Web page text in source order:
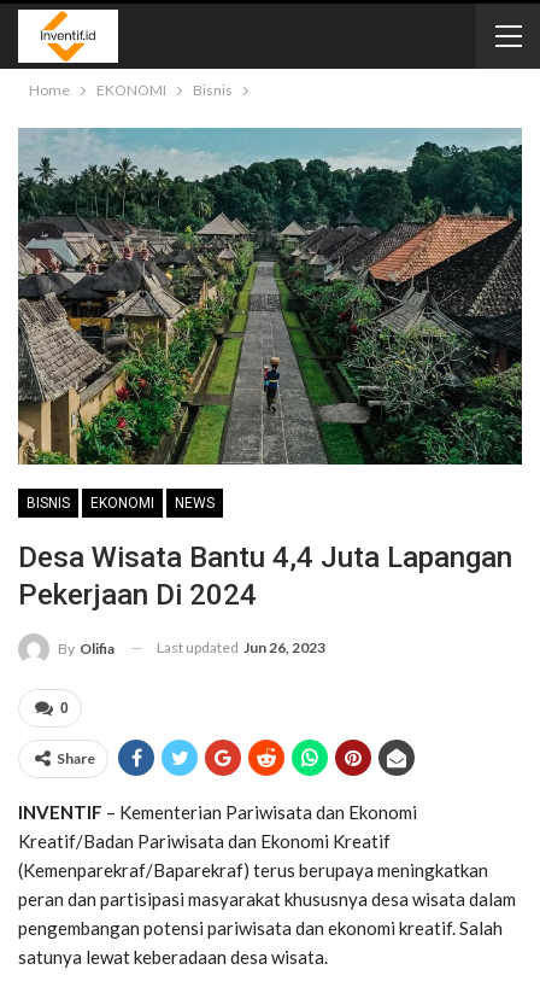
Home EKONOMI Bisnis
BISNIS EKONOMI NEWS
Desa Wisata Bantu 4,4 Juta Lapangan
Pekerjaan Di 2024
By Olifia Last updated Jun 26, 2023
0
Share
INVENTIF – Kementerian Pariwisata dan Ekonomi
Kreatif/Badan Pariwisata dan Ekonomi Kreatif
(Kemenparekraf/Baparekraf) terus berupaya meningkatkan
peran dan partisipasi masyarakat khususnya desa wisata dalam
pengembangan potensi pariwisata dan ekonomi kreatif. Salah
satunya lewat keberadaan desa wisata.